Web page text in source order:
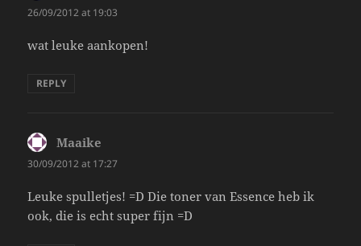
26/09/2012 at 19:03
wat leuke aankopen!
REPLY
Maaike
30/09/2012 at 17:27
Leuke spulletjes! =D Die toner van Essence heb ik
ook, die is echt super fijn =D